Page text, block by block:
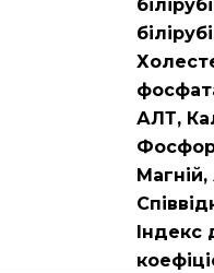
АЛТ,
Фосфор
Індекс